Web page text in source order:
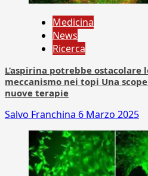
Medicina
News
Ricerca
L’aspirina potrebbe ostacolare
meccanismo nei topi Una
nuove terapie
Salvo Franchina 6 Marzo 2025